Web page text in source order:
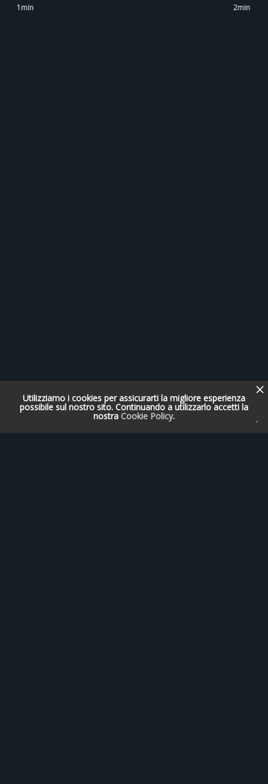
Utilizziamo i cookies per assicurarti la migliore esperienza
possibile sul nostro sito. Continuando a utilizzarlo accetti la
nostra Cookie Policy.
1min
2min